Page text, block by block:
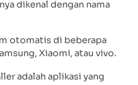
dikenal dengan nama
otomatis di beberapa
Xiaomi, atau vivo.
adalah aplikasi yang